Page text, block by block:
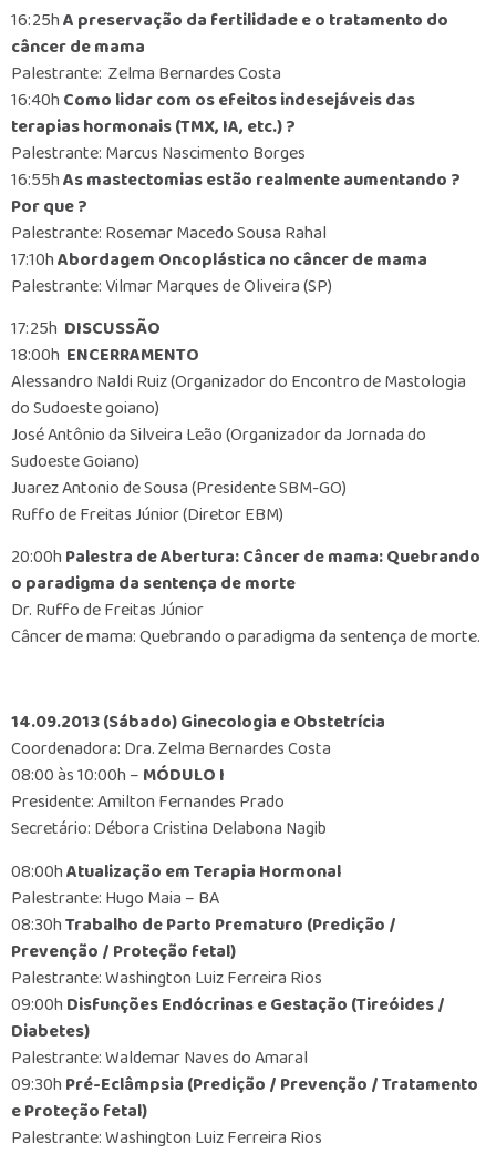
16:25hA preservação da fertilidade e o tratamento do
câncer de mama
Palestrante: Zelma Bernardes Costa
16:40hComo lidar com os efeitos indesejáveis das
terapias hormonais (TMX, IA, etc.) ?
Palestrante: Marcus Nascimento Borges
16:55hAs mastectomias estão realmente aumentando ?
Por que ?
Palestrante: Rosemar Macedo Sousa Rahal
17:10hAbordagem Oncoplástica no câncer de mama
Palestrante: Vilmar Marques de Oliveira (SP)
17:25h DISCUSSÃO
18:00h ENCERRAMENTO
Alessandro Naldi Ruiz (Organizador do Encontro de Mastologia
do Sudoeste goiano)
José Antônio da Silveira Leão (Organizador da Jornada do
Sudoeste Goiano)
Juarez Antonio de Sousa (Presidente SBM-GO)
Ruffo de Freitas Júnior (Diretor EBM)
20:00hPalestra de Abertura: Câncer de mama: Quebrando
o paradigma da sentença de morte
Dr. Ruffo de Freitas Júnior
Câncer de mama: Quebrando o paradigma da sentença de morte.
14.09.2013 (Sábado) Ginecologia e Obstetrícia
Coordenadora: Dra. Zelma Bernardes Costa
08:00 às 10:00h –MÓDULO I
Presidente: Amilton Fernandes Prado
Secretário: Débora Cristina Delabona Nagib
08:00hAtualização em Terapia Hormonal
Palestrante: Hugo Maia – BA
08:30hTrabalho de Parto Prematuro (Predição /
Prevenção / Proteção fetal)
Palestrante: Washington Luiz Ferreira Rios
09:00hDisfunções Endócrinas e Gestação (Tireóides /
Diabetes)
Palestrante: Waldemar Naves do Amaral
09:30hPré-Eclâmpsia (Predição / Prevenção / Tratamento
e Proteção fetal)
Palestrante: Washington Luiz Ferreira Rios